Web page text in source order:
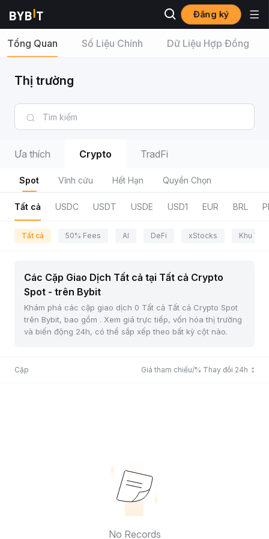
Đăng ký
Tổng Quan Số Liệu Chính Dữ Liệu Hợp Đồng
Thị trường
Ưa thích Crypto TradFi
Spot Vĩnh cửu Hết Hạn Quyền Chọn
Tất cả USDC USDT USDE USD1 EUR BRL
Tất cả 50% Fees AI DeFi xStocks Khu
Các Cặp Giao Dịch Tất cả tại Tất cả Crypto
Spot - trên Bybit
Khám phá các cặp giao dịch 0 Tất cả Tất cả Crypto Spot
trên Bybit, bao gồm . Xem giá trực tiếp, vốn hóa thị trường
và biến động 24h, có thể sắp xếp theo bất kỳ cột nào.
Cặp Giá tham chiếu/% Thay đổi 24h
No Records